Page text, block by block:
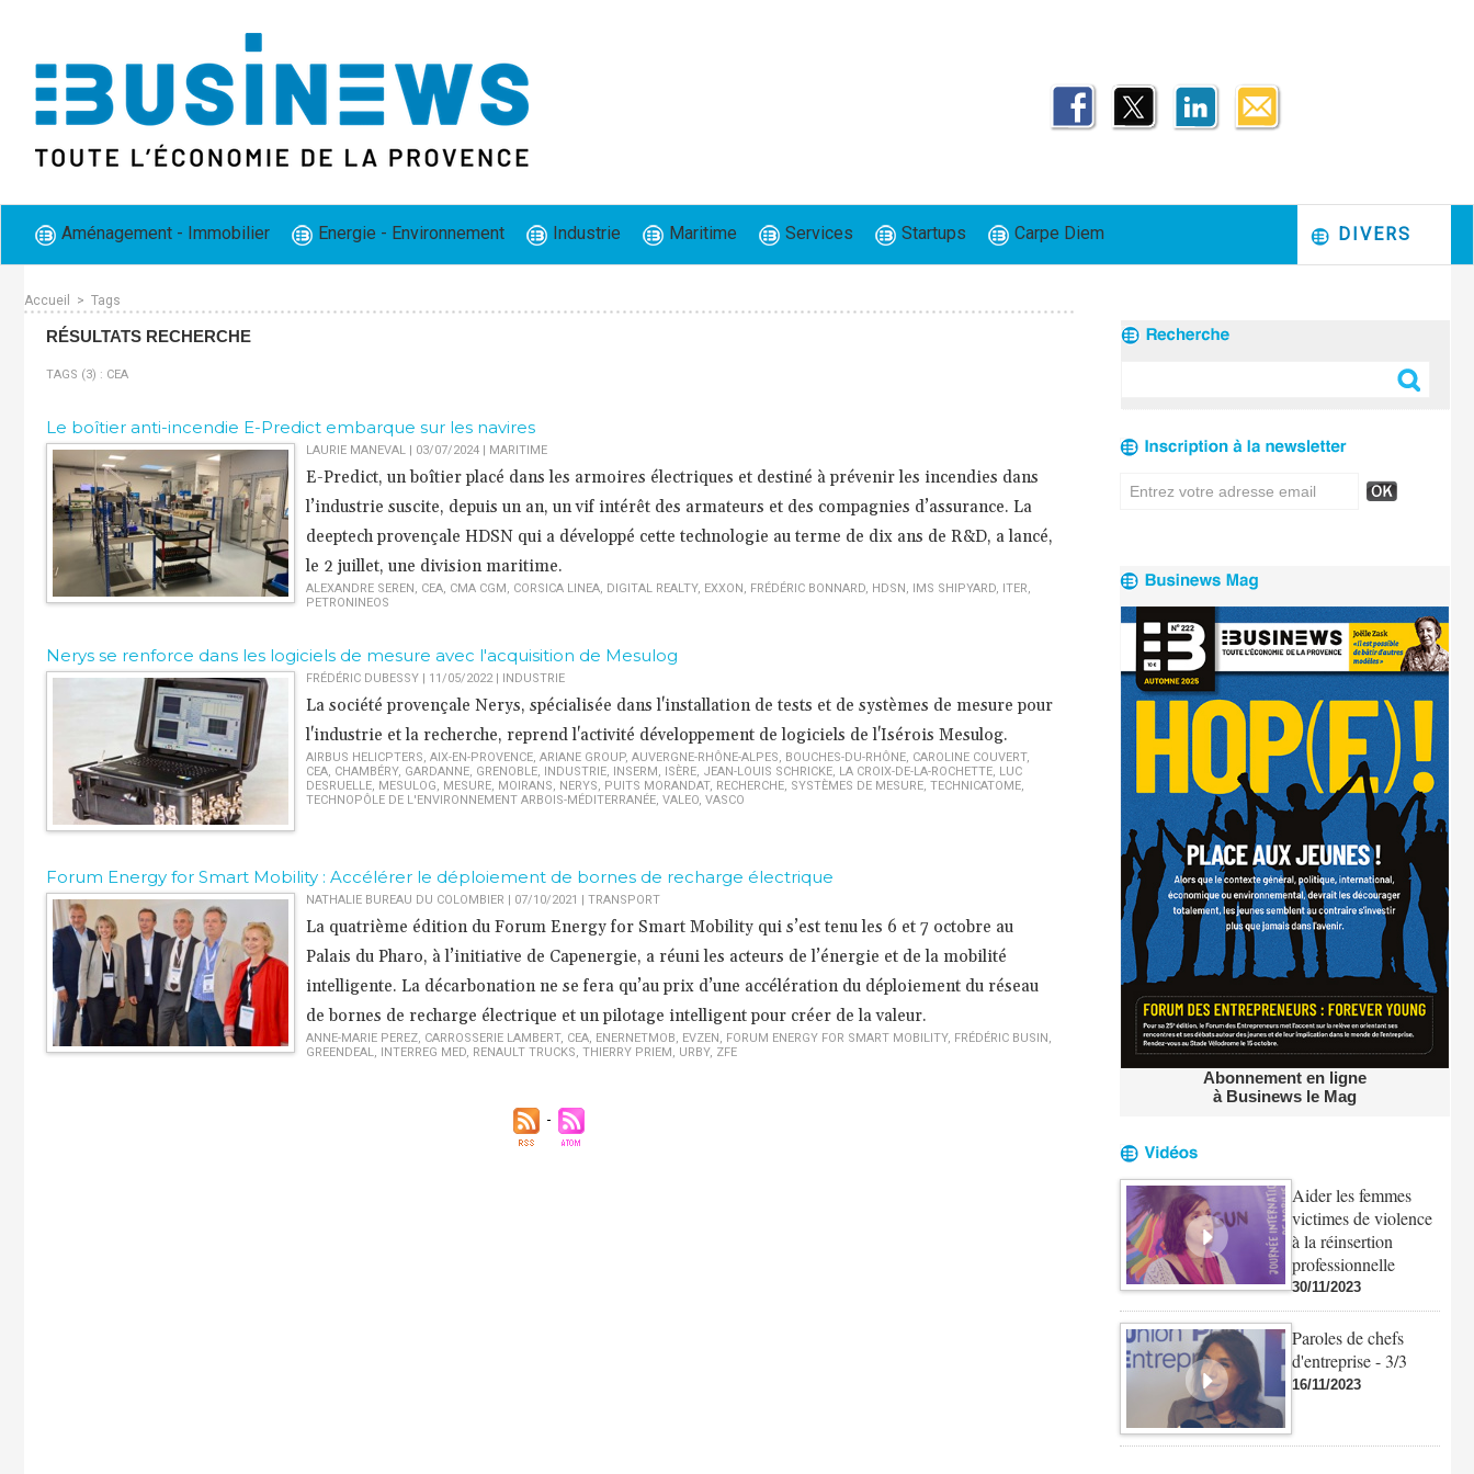
Aménagement - Immobilier Energie - Environnement Industrie Maritime Services Startups Carpe Diem DIVERS
Accueil > Tags
RÉSULTATS RECHERCHE
TAGS (3) : CEA
Le boîtier anti-incendie E-Predict embarque sur les navires
LAURIE MANEVAL | 03/07/2024| MARITIME
E-Predict, un boîtier placé dans les armoires électriques et destiné à prévenir les incendies dans
l’industrie suscite, depuis un an, un vif intérêt des armateurs et des compagnies d’assurance. La
deeptech provençale HDSN qui a développé cette technologie au terme de dix ans de R&D, a lancé,
le 2 juillet, une division maritime.
ALEXANDRE SEREN , CEA, CMA CGM , CORSICA LINEA, DIGITAL REALTY, EXXON , FRÉDÉRIC BONNARD, HDSN , IMS SHIPYARD, ITER,
PETRONINEOS
Nerys se renforce dans les logiciels de mesure avec l'acquisition de Mesulog
FRÉDÉRIC DUBESSY | 11/05/2022| INDUSTRIE
La société provençale Nerys, spécialisée dans l'installation de tests et de systèmes de mesure pour
l'industrie et la recherche, reprend l'activité développement de logiciels de l'Isérois Mesulog.
AIRBUS HELICPTERS, AIX-EN-PROVENCE, ARIANE GROUP, AUVERGNE-RHÔNE-ALPES, BOUCHES-DU-RHÔNE, CAROLINE COUVERT,
CEA, CHAMBÉRY, GARDANNE, GRENOBLE, INDUSTRIE, INSERM , ISÈRE, JEAN-LOUIS SCHRICKE, LA CROIX-DE-LA-ROCHETTE, LUC
DESRUELLE, MESULOG, MESURE, MOIRANS, NERYS, PUITS MORANDAT, RECHERCHE, SYSTÈMES DE MESURE, TECHNICATOME,
TECHNOPÔLE DE L'ENVIRONNEMENT ARBOIS-MÉDITERRANÉE, VALEO, VASCO
​Forum Energy for Smart Mobility : Accélérer le déploiement de bornes de recharge électrique
NATHALIE BUREAU DU COLOMBIER | 07/10/2021 TRANSPORT
La quatrième édition du Forum Energy for Smart Mobility qui s’est tenu les 6 et 7 octobre au
Palais du Pharo, à l’initiative de Capenergie, a réuni les acteurs de l’énergie et de la mobilité
intelligente. La décarbonation ne se fera qu’au prix d’une accélération du déploiement du réseau
de bornes de recharge électrique et un pilotage intelligent pour créer de la valeur.
ANNE-MARIE PEREZ, CARROSSERIE LAMBERT, CEA, ENERNETMOB, EVZEN , FORUM ENERGY FOR SMART MOBILITY, FRÉDÉRIC BUSIN ,
GREENDEAL, INTERREG MED, RENAULT TRUCKS, THIERRY PRIEM , URBY, ZFE
Abonnement en ligne
à Businews le Mag
Aider les femmes
victimes de violence
à la réinsertion
professionnelle
30/11/2023
Paroles de chefs
d'entreprise - 3/3
16/11/2023